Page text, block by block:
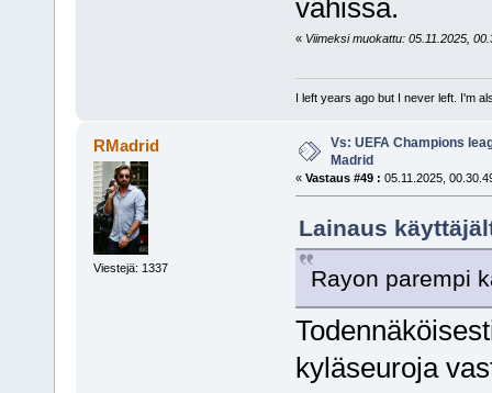
vähissä.
« Viimeksi muokattu: 05.11.2025,
I left years ago but I never left. I'm
RMadrid
Viestejä: 1337
Vs: UEFA Champions
Madrid
« Vastaus #49 : 05.11.2025,
Lainaus
Rayon parempi
kyläseuroja